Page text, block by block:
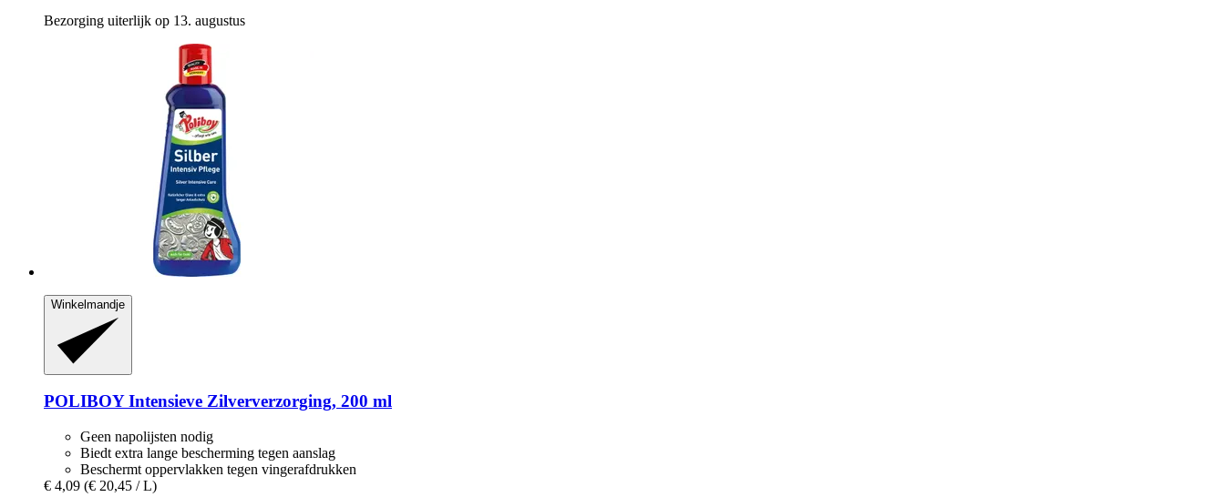
Bezorging uiterlijk op 13. augustus
Winkelmandje
POLIBOYIntensieve Zilververzorging, 200 ml
Geen napolijsten nodig
Biedt extra lange bescherming tegen aanslag
Beschermt oppervlakken tegen vingerafdrukken
€ 4,09 (€ 20,45 / L)